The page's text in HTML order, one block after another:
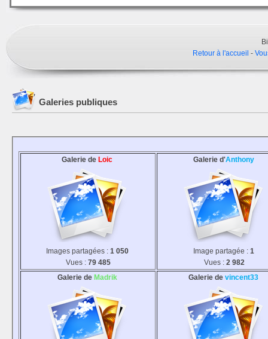
Retour à l'accueil -
Galeries publiques
Galerie de Loic
Images partagées : 1 050
Vues : 79 485
Galerie d'Anthony
Image partagée : 1
Vues : 2 982
Galerie de Madrik Galerie de vincent33